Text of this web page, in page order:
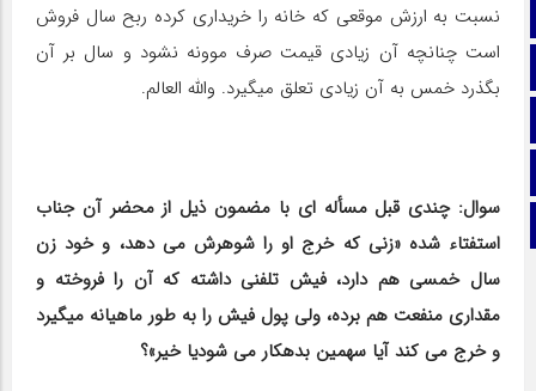
تماس با ما
نسبت به ارزش موقعی که خانه را خریداری کرده ربح سال فروش
است چنانچه آن زیادی قیمت صرف موونه نشود و سال بر آن
بگذرد خمس به آن زیادی تعلق می‎گیرد. والله العالم.
سوال: چندی قبل مسأله ‌ای با مضمون ذیل از محضر آن جناب
استفتاء شده «زنی که خرج او را شوهرش می‎ دهد، و خود زن
سال خمسی هم دارد، فیش تلفنی داشته که آن را فروخته و
مقداری منفعت هم برده، ولی پول فیش را به طور ماهیانه می‎گیرد
و خرج می کند آیا سهمین بدهکار می شودیا خیر»؟